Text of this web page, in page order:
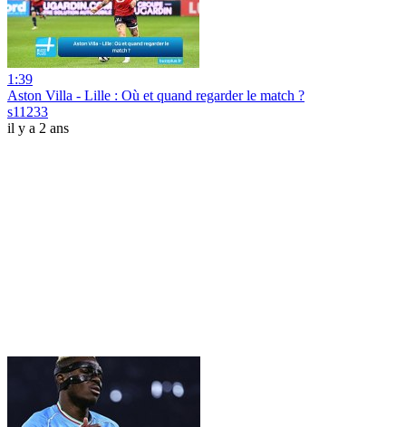
1:39
Aston Villa - Lille : Où et quand regarder le match ?
s11233
il y a 2 ans